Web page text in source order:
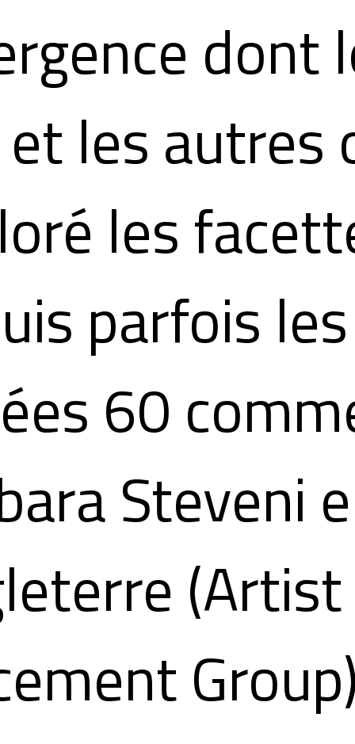
dont
les autres
les
parfois les
60
Steveni
(Artist